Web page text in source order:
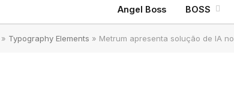
Angel Boss BOSS
» Typography Elements » Metrum apresenta solução de IA